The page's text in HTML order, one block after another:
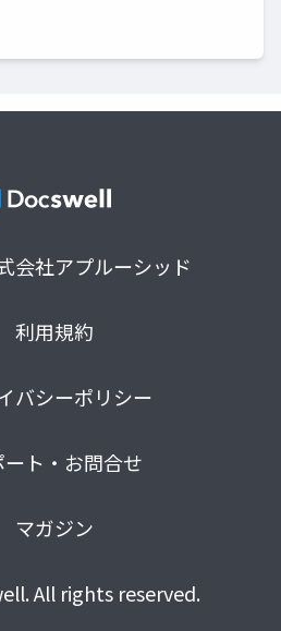
会社アプルーシッド
利用規約
バシーポリシー
ート・お問合せ
マガジン
All rights reserved.